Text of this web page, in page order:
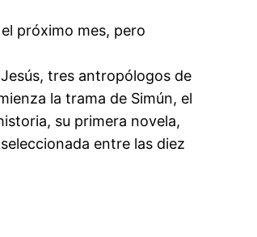
próximo mes, pero
tres antropólogos de
la trama de Simún, el
su primera novela,
entre las diez